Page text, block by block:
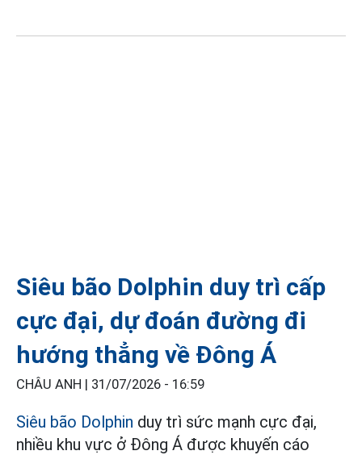
Siêu bão Dolphin duy trì cấp
cực đại, dự đoán đường đi
hướng thẳng về Đông Á
CHÂU ANH | 31/07/2026 - 16:59
Siêu bão Dolphin duy trì sức mạnh cực đại,
nhiều khu vực ở Đông Á được khuyến cáo